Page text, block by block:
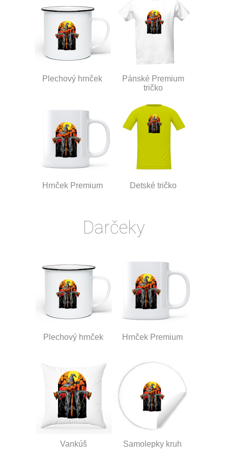
Plechový hrnček
Pánské Premium
tričko
Hrnček Premium Detské tričko
Darčeky
Plechový hrnček Hrnček Premium
Vankúš Samolepky kruh